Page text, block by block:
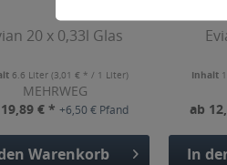
20 x 0,33l Glas
6.6 Liter (3,01 € * / 1 Liter)
MEHRWEG
€ * +6,50 € Pfand
Warenkorb
Inhalt
ab
In